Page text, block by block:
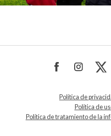
Política de
Política de
Política de tratamiento de la